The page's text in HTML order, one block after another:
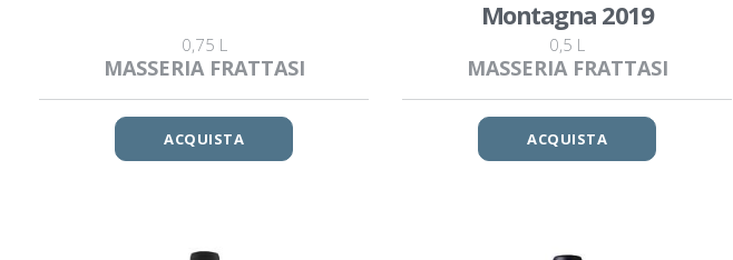
0,75 L
MASSERIA FRATTASI
ACQUISTA
Montagna 2019
0,5 L
MASSERIA FRATTASI
ACQUISTA